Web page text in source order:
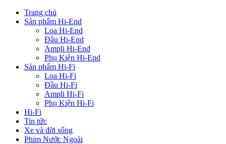
Trang chủ
Sản phẩm Hi-End
Loa Hi-End
Đầu Hi-End
Ampli Hi-End
Phụ Kiện Hi-End
Sản phẩm Hi-Fi
Loa Hi-Fi
Đầu Hi-Fi
Ampli Hi-Fi
Phụ Kiện Hi-Fi
Hi-Fi
Tin tức
Xe và đời sống
Phim Nước Ngoài